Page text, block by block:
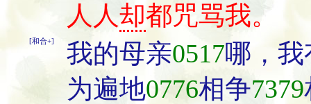
人人却都咒骂我。
[和合+] 我的母亲0517哪，
为遍地0776相争7379